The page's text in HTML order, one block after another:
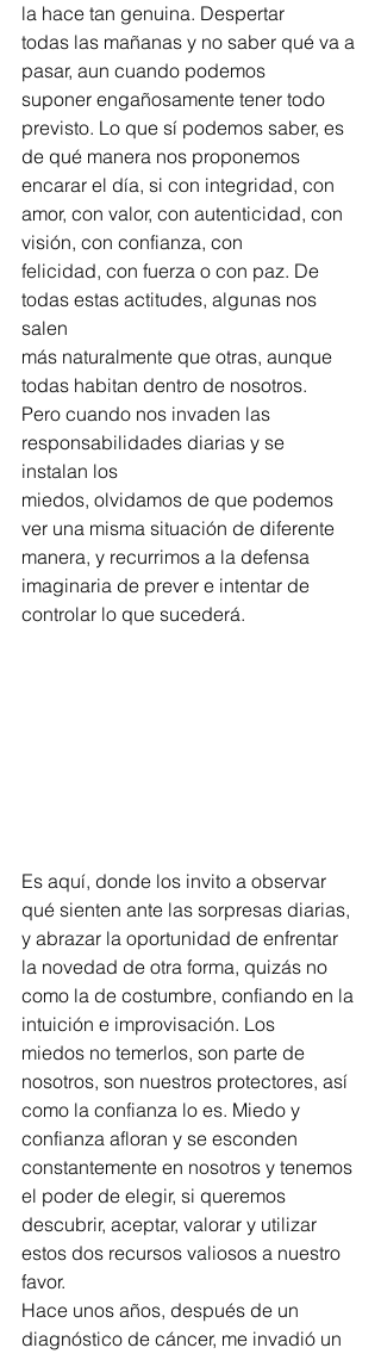
la hace tan genuina. Despertar
todas las mañanas y no saber qué va a
pasar, aun cuando podemos
suponer engañosamente tener todo
previsto. Lo que sí podemos saber, es
de qué manera nos proponemos
encarar el día, si con integridad, con
amor, con valor, con autenticidad, con
visión, con confianza, con
felicidad, con fuerza o con paz. De
todas estas actitudes, algunas nos
salen
más naturalmente que otras, aunque
todas habitan dentro de nosotros.
Pero cuando nos invaden las
responsabilidades diarias y se
instalan los
miedos, olvidamos de que podemos
ver una misma situación de diferente
manera, y recurrimos a la defensa
imaginaria de prever e intentar de
controlar lo que sucederá.
Es aquí, donde los invito a observar
qué sienten ante las sorpresas diarias,
y abrazar la oportunidad de enfrentar
la novedad de otra forma, quizás no
como la de costumbre, confiando en la
intuición e improvisación. Los
miedos no temerlos, son parte de
nosotros, son nuestros protectores, así
como la confianza lo es. Miedo y
confianza afloran y se esconden
constantemente en nosotros y tenemos
el poder de elegir, si queremos
descubrir, aceptar, valorar y utilizar
estos dos recursos valiosos a nuestro
favor.
Hace unos años, después de un
diagnóstico de cáncer, me invadió un